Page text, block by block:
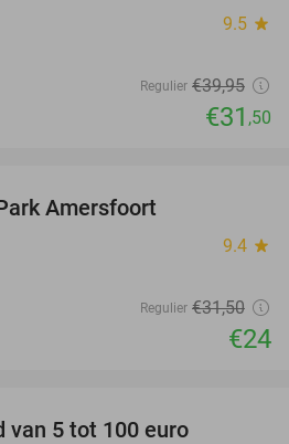
9.5 star
Regulier €39,95
€31 ,50
Amersfoort
9.4 star
Regulier €31,50
€24
van 5 tot 100 euro